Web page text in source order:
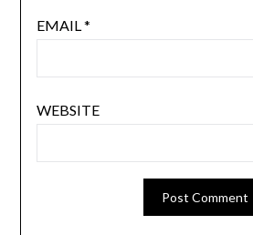
EMAIL*
WEBSITE